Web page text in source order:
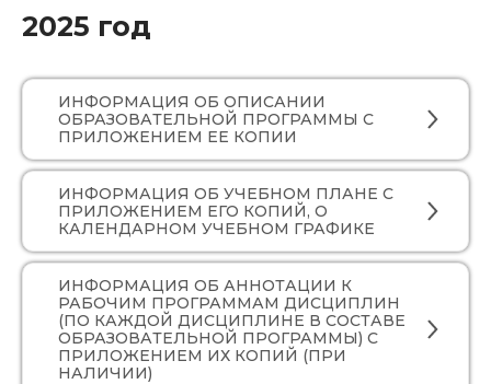
2025 год
ИНФОРМАЦИЯ ОБ ОПИСАНИИ
ОБРАЗОВАТЕЛЬНОЙ ПРОГРАММЫ С
ПРИЛОЖЕНИЕМ ЕЕ КОПИИ
ИНФОРМАЦИЯ ОБ УЧЕБНОМ ПЛАНЕ С
ПРИЛОЖЕНИЕМ ЕГО КОПИЙ, О
КАЛЕНДАРНОМ УЧЕБНОМ ГРАФИКЕ
ИНФОРМАЦИЯ ОБ АННОТАЦИИ К
РАБОЧИМ ПРОГРАММАМ ДИСЦИПЛИН
(ПО КАЖДОЙ ДИСЦИПЛИНЕ В СОСТАВЕ
ОБРАЗОВАТЕЛЬНОЙ ПРОГРАММЫ) С
ПРИЛОЖЕНИЕМ ИХ КОПИЙ (ПРИ
НАЛИЧИИ)